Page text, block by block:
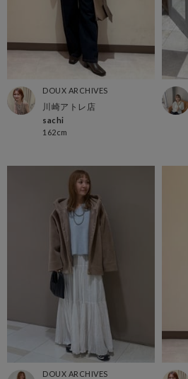
DOUX ARCHIVES
川崎アトレ店
sachi
162cm
DOUX ARCHIVES